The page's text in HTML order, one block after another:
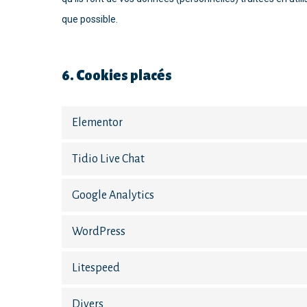
que possible.
6. Cookies placés
Elementor
Tidio Live Chat
Google Analytics
WordPress
Litespeed
Divers